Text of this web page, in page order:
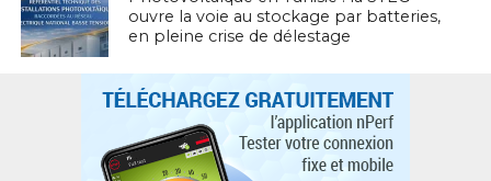
ouvre la voie au stockage par batteries,
en pleine crise de délestage